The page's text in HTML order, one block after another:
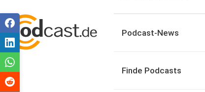
Podcast-News
Finde Podcasts